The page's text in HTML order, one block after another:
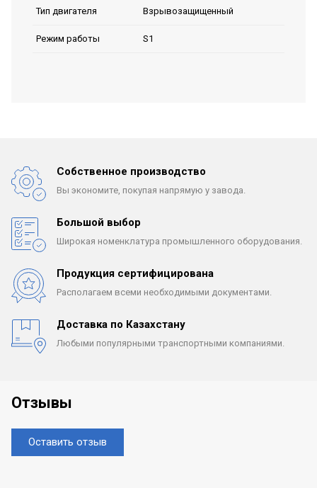
Тип двигателя Взрывозащищенный
Режим работы S1
Собственное производство
Вы экономите, покупая напрямую у завода.
Большой выбор
Широкая номенклатура промышленного оборудования.
Продукция сертифицирована
Располагаем всеми необходимыми документами.
Доставка по Казахстану
Любыми популярными транспортными компаниями.
Отзывы
Оставить отзыв